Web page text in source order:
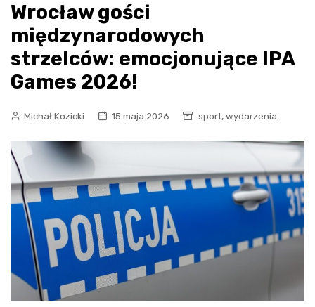
Wrocław gości
międzynarodowych
strzelców: emocjonujące IPA
Games 2026!
Michał Kozicki 15 maja 2026 sport, wydarzenia